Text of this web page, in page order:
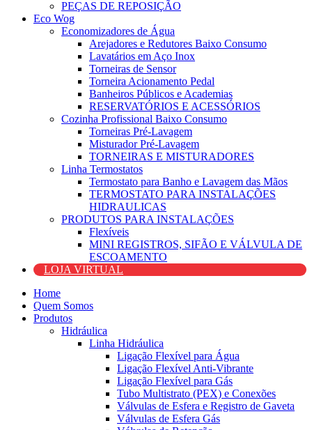
PEÇAS DE REPOSIÇÃO
Eco Wog
Economizadores de Água
Arejadores e Redutores Baixo Consumo
Lavatários em Aço Inox
Torneiras de Sensor
Torneira Acionamento Pedal
Banheiros Públicos e Academias
RESERVATÓRIOS E ACESSÓRIOS
Cozinha Profissional Baixo Consumo
Torneiras Pré-Lavagem
Misturador Pré-Lavagem
TORNEIRAS E MISTURADORES
Linha Termostatos
Termostato para Banho e Lavagem das Mãos
TERMOSTATO PARA INSTALAÇÕES
HIDRAULICAS
PRODUTOS PARA INSTALAÇÕES
Flexíveis
MINI REGISTROS, SIFÃO E VÁLVULA DE
ESCOAMENTO
LOJA VIRTUAL
Home
Quem Somos
Produtos
Hidráulica
Linha Hidráulica
Ligação Flexível para Água
Ligação Flexível Anti-Vibrante
Ligação Flexível para Gás
Tubo Multistrato (PEX) e Conexões
Válvulas de Esfera e Registro de Gaveta
Válvulas de Esfera Gás